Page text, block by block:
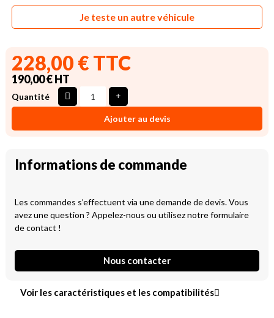
Je teste un autre véhicule
228,00 € TTC
190,00 € HT
Quantité
Ajouter au devis
Informations de commande
Les commandes s’effectuent via une demande de devis. Vous
avez une question ? Appelez-nous ou utilisez notre formulaire
de contact !
Nous contacter
Voir les caractéristiques et les compatibilités